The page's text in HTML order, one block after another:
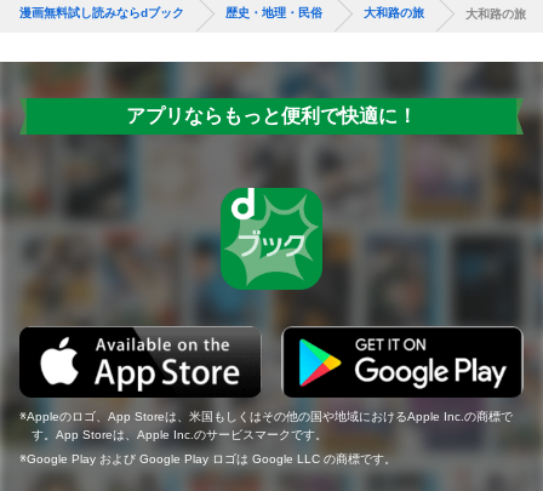
漫画無料試し読みならdブック 歴史・地理・民俗 大和路の旅 大和路の旅
アプリならもっと便利で快適に！
Appleのロゴ、App Storeは、米国もしくはその他の国や地域におけるApple Inc.の商標で
す。App Storeは、Apple Inc.のサービスマークです。
Google Play および Google Play ロゴは Google LLC の商標です。